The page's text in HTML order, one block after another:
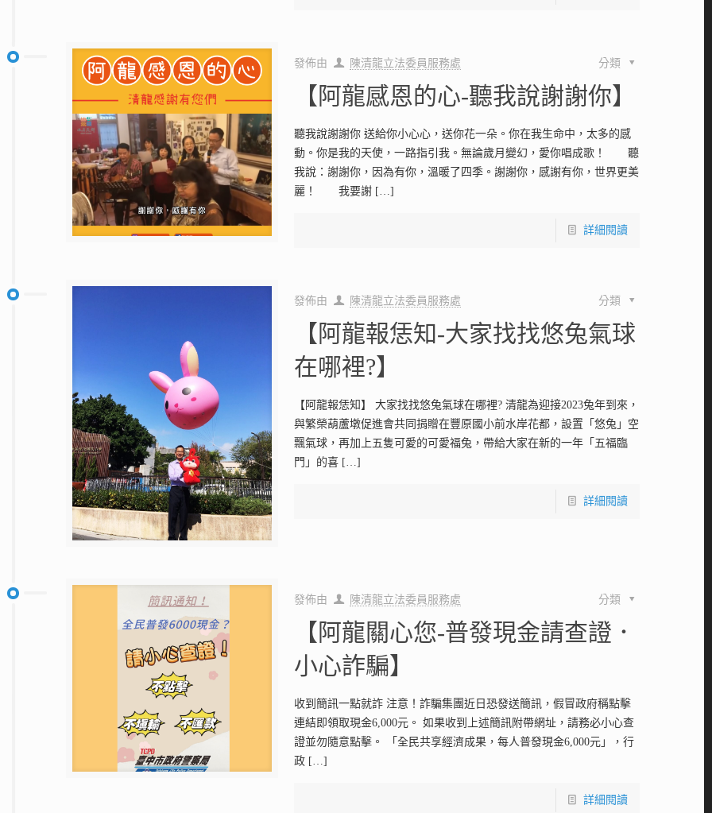
發佈由 陳清龍立法委員服務處 分類
【阿龍感恩的心-聽我說謝謝你】
聽我說謝謝你 送給你小心心，送你花一朵。你在我生命中，太多的感
動。你是我的天使，一路指引我。無論歲月變幻，愛你唱成歌！ 聽
我說：謝謝你，因為有你，溫暖了四季。謝謝你，感謝有你，世界更美
麗！ 我要謝 […]
詳細閱讀
發佈由 陳清龍立法委員服務處 分類
【阿龍報恁知-大家找找悠兔氣球
在哪裡?】
【阿龍報恁知】 大家找找悠兔氣球在哪裡? 清龍為迎接2023兔年到來，
與繁榮葫蘆墩促進會共同捐贈在豐原國小前水岸花都，設置「悠兔」空
飄氣球，再加上五隻可愛的可愛福兔，帶給大家在新的一年「五福臨
門」的喜 […]
詳細閱讀
發佈由 陳清龍立法委員服務處 分類
【阿龍關心您-普發現金請查證．
小心詐騙】
收到簡訊一點就詐 注意！詐騙集團近日恐發送簡訊，假冒政府稱點擊
連結即領取現金6,000元。 如果收到上述簡訊附帶網址，請務必小心查
證並勿隨意點擊。 「全民共享經濟成果，每人普發現金6,000元」，行
政 […]
詳細閱讀